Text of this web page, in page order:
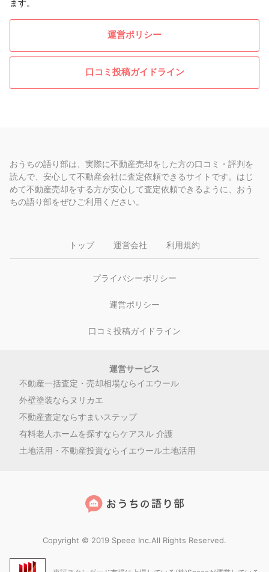
ます。
運営ポリシー
口コミ投稿ガイドライン
おうちの語り部は、実際に不動産売却をした方の口コミ・評判を
読んで、安心して不動産会社に査定依頼できるサイトです。はじ
めて不動産売却をする方が安心して査定依頼できるように、おう
ちの語り部をぜひご利用ください。
トップ 運営会社 利用規約
プライバシーポリシー
運営ポリシー
口コミ投稿ガイドライン
運営サービス
不動産一括査定・売却相場ならイエウール
外壁塗装ならヌリカエ
不動産査定ならすまいステップ
有料老人ホームを探すならケアスル 介護
土地活用・不動産投資ならイエウール土地活用
Copyright © 2019 Speee Inc.All Rights Reserved.